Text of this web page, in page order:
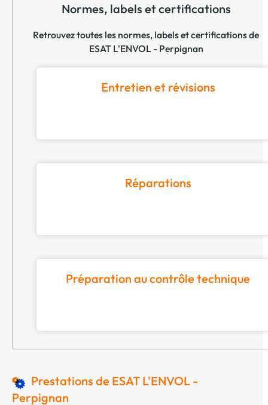
Normes, labels et certifications
Retrouvez toutes les normes, labels et certifications de
ESAT L'ENVOL - Perpignan
Entretien et révisions
Réparations
Préparation au contrôle technique
Prestations de ESAT L'ENVOL -
Perpignan